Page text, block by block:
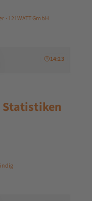
121WATT GmbH
14:23